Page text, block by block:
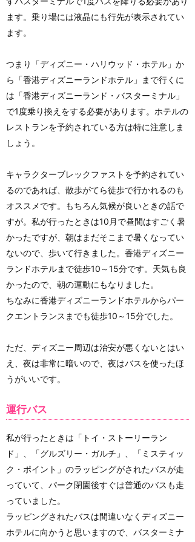
ます。乗り場には液晶にも行先が表示されてい
ます。
つまり「ディズニー・ハリウッド・ホテル」か
ら「香港ディズニーランドホテル」まで行くに
は「香港ディズニーランド・バスターミナル」
で1度乗り換えをする必要があります。ホテルの
レストランを予約されている方は特に注意しま
しょう。
キャラクターブレックファストを予約されてい
るのであれば、散歩がてら徒歩で行かれるのも
オススメです。もちろん気候が良いときの話で
すが。私が行ったときは10月で昼間はすごく暑
かったですが、朝はまだそこまで暑くなってい
ないので、歩いて行きました。香港ディズニー
ランドホテルまで徒歩10～15分です。天気も良
かったので、朝の運動にもなりました。
ちなみに香港ディズニーランドホテルからパー
クエントランスまでも徒歩10～15分でした。
ただ、ディズニー周辺は治安が悪くないとはい
え、夜は非常に暗いので、夜はバスを使ったほ
うがいいです。
運行バス
私が行ったときは「トイ・ストーリーラン
ド」、「グルズリー・ガルチ」、「ミスティッ
ク・ポイント」のラッピングがされたバスが走
っていて、パーク閉園後すぐは普通のバスも走
っていました。
ラッピングされたバスは間違いなくディズニー
ホテルに向かうと思いますので、バスターミナ